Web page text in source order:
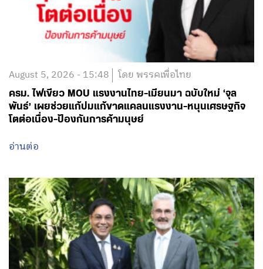
August 5, 2026 - 15:48 โดย พรรคเพื่อไทย
ครม. ไฟเขียว MOU แรงงานไทย-เมียนมา ฉบับใหม่ ‘จุล
พันธ์’ เผยช่วยแก้ปมแก้ขาดแคลนแรงงาน-หนุนเศรษฐกิจ
โตต่อเนื่อง-ป้องกันการค้ามนุษย์
อ่านต่อ